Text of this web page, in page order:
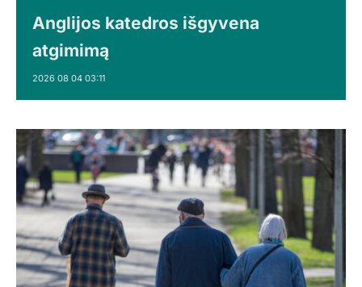
Anglijos katedros išgyvena
atgimimą
2026 08 04 03:11